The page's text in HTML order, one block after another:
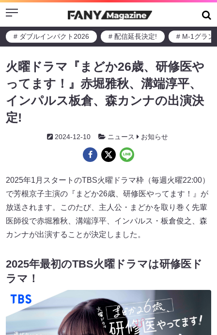
Menu
# ダブルインパクト2026 # 配信延長決定! # M-1グラン
火曜ドラマ『まどか26歳、研修医や
ってます！』赤堀雅秋、溝端淳平、
インパルス板倉、森カンナの出演決
定!
2024-12-10 ニュース お知らせ
2025年1月スタートのTBS火曜ドラマ枠（毎週火曜22:00）
で芳根京子主演の『まどか26歳、研修医やってます！』が
放送されます。このたび、主人公・まどかを取り巻く先輩
医師役で赤堀雅秋、溝端淳平、インパルス・板倉俊之、森
カンナが出演することが決定しました。
2025年最初のTBS火曜ドラマは研修医ド
ラマ！